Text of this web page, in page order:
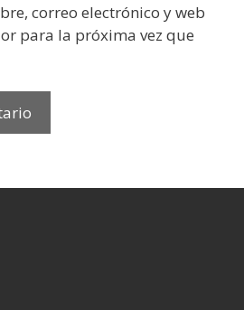
correo electrónico y web
para la próxima vez que